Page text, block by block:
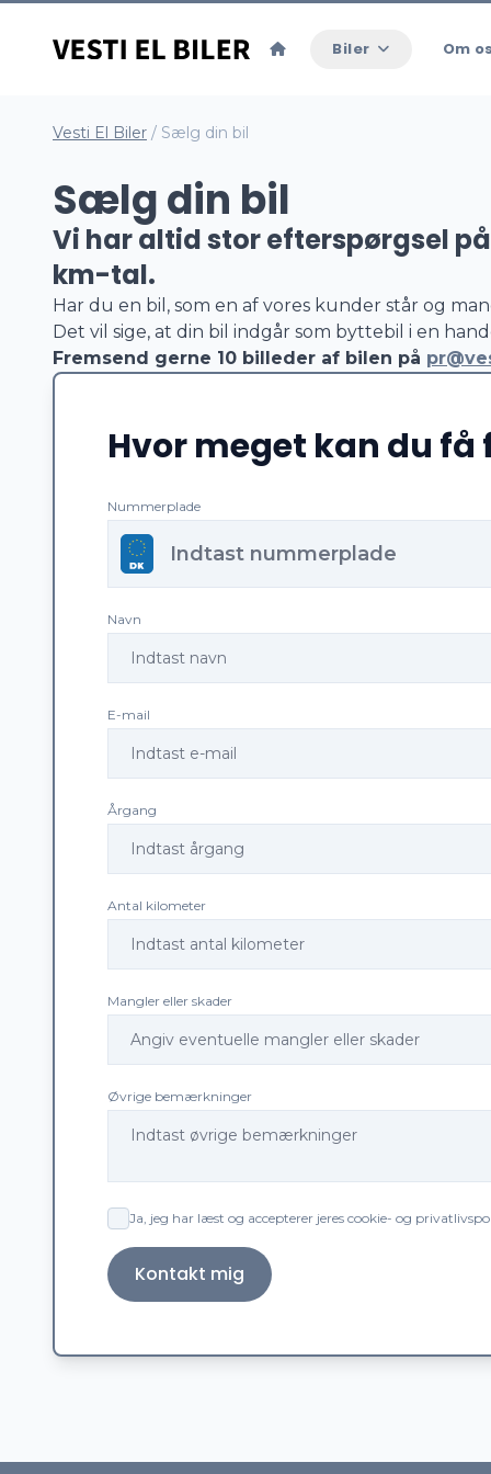
Biler Om
Vesti El Biler / Sælg din bil
Sælg din bil
Vi har altid stor efterspørgsel
km-tal.
Har du en bil, som en af vores kunder står og
Det vil sige, at din bil indgår som byttebil i en
Fremsend gerne 10 billeder af bilen på
Hvor meget kan du få
Nummerplade
Navn
E-mail
Årgang
Antal kilometer
Mangler eller skader
Øvrige bemærkninger
Ja, jeg har læst og accepterer jeres cookie- og
Kontakt mig